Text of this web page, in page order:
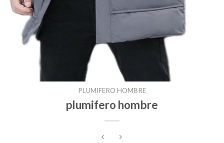
PLUMIFERO HOMBRE
plumifero hombre